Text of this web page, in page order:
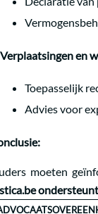
en
Toepasselijk
Advies voor
moeten